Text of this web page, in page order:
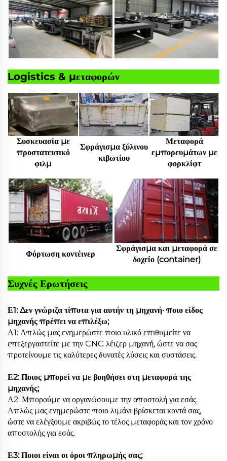
Logistics & μεταφορών
Συσκευασία με
προστατευτικό
φιλμ
Σφράγισμα ξύλινου
κιβωτίου
Μεταφορά
εμπορευμάτων με
φορκλίφτ
Φόρτωση κοντέινερ
Σφράγισμα και μεταφορά σε
δοχείο (container)
Συχνές Ερωτήσεις
Ε1: Δεν γνώριζα τίποτα για αυτήν τη μηχανή· ποιο είδος
μηχανής πρέπει να επιλέξω;
Α1: Απλώς μας ενημερώστε ποιο υλικό επιθυμείτε να
επεξεργαστείτε με την CNC λέιζερ μηχανή, ώστε να σας
προτείνουμε τις καλύτερες δυνατές λύσεις και συστάσεις.
Ε2: Ποιος μπορεί να με βοηθήσει στη μεταφορά της
μηχανής;
Α2: Μπορούμε να οργανώσουμε την αποστολή για εσάς.
Απλώς μας ενημερώστε ποιο λιμάνι βρίσκεται κοντά σας,
ώστε να ελέγξουμε ακριβώς το τέλος μεταφοράς και τον χρόνο
αποστολής για εσάς.
Ε3: Ποιοι είναι οι όροι πληρωμής σας;